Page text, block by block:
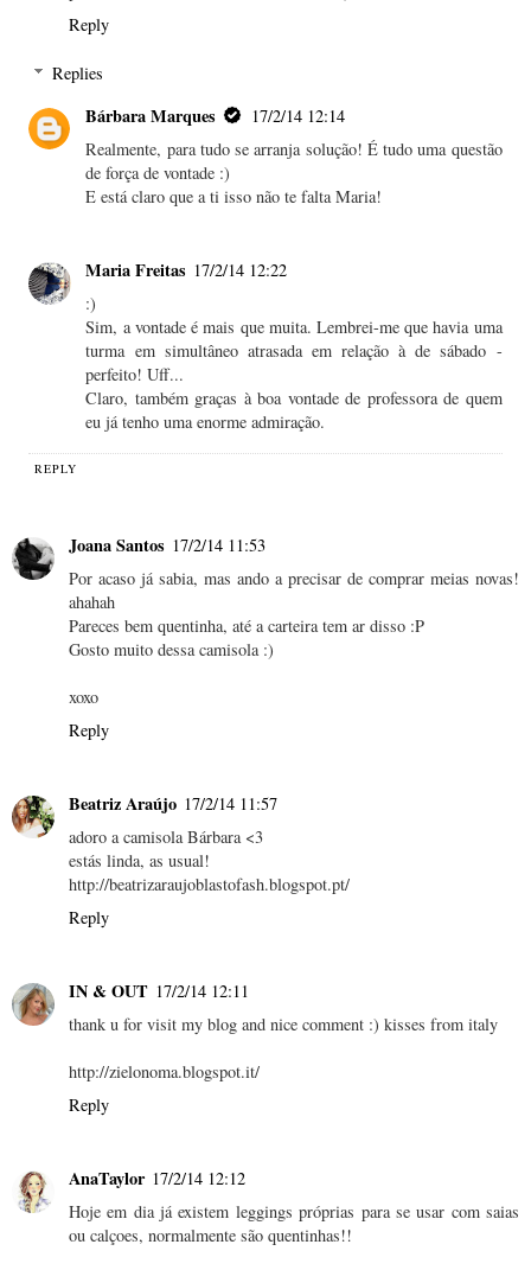
Reply
Replies
Bárbara Marques
17/2/14 12:14
Realmente, para tudo se arranja solução! É tudo uma questão
de força de vontade :)
E está claro que a ti isso não te falta Maria!
Maria Freitas 17/2/14 12:22
:)
Sim, a vontade é mais que muita. Lembrei-me que havia uma
turma em simultâneo atrasada em relação à de sábado -
perfeito! Uff...
Claro, também graças à boa vontade de professora de quem
eu já tenho uma enorme admiração.
REPLY
Joana Santos 17/2/14 11:53
Por acaso já sabia, mas ando a precisar de comprar meias novas!
ahahah
Pareces bem quentinha, até a carteira tem ar disso :P
Gosto muito dessa camisola :)
xoxo
Reply
Beatriz Araújo 17/2/14 11:57
adoro a camisola Bárbara <3
estás linda, as usual!
http://beatrizaraujoblastofash.blogspot.pt/
Reply
IN & OUT 17/2/14 12:11
thank u for visit my blog and nice comment :) kisses from italy
http://zielonoma.blogspot.it/
Reply
AnaTaylor 17/2/14 12:12
Hoje em dia já existem leggings próprias para se usar com saias
ou calçoes, normalmente são quentinhas!!